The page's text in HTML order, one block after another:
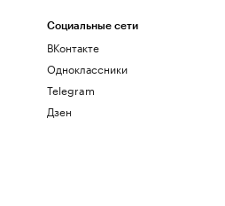
Социальные сети
ВКонтакте
Одноклассники
Telegram
Дзен